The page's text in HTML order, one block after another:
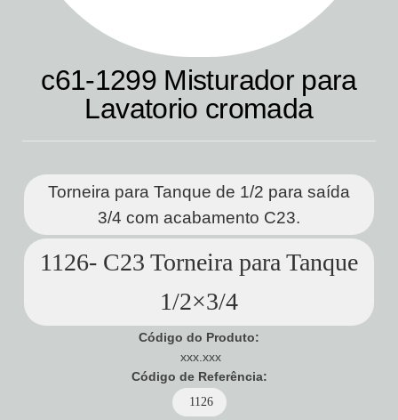
c61-1299 Misturador para
Lavatorio cromada
Torneira para Tanque de 1/2 para saída
3/4 com acabamento C23.
1126- C23 Torneira para Tanque
1/2×3/4
Código do Produto:
xxx.xxx
Código de Referência:
1126